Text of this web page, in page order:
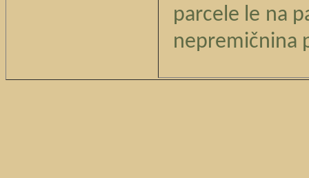
parcele le na
nepremičnina